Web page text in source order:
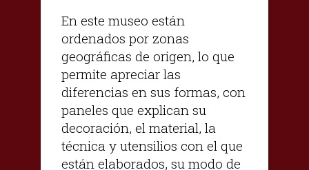
En este museo están
ordenados por zonas
geográficas de origen, lo que
permite apreciar las
diferencias en sus formas, con
paneles que explican su
decoración, el material, la
técnica y utensilios con el que
están elaborados, su modo de